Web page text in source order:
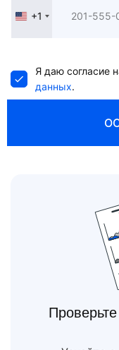
United
+1
Я даю согласие
данных.